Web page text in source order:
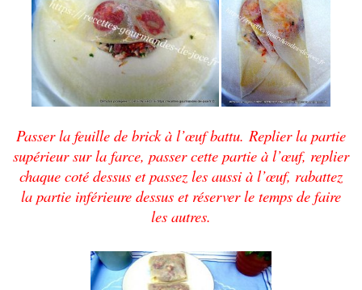
Passer la feuille de brick à l’œufbattu. Replier la partie
supérieur sur la farce, passer cette partie à l’œuf, replier
chaque coté dessus et passez les aussi à l’œuf, rabattez
la partie inférieure dessus et réserver le temps de faire
les autres.